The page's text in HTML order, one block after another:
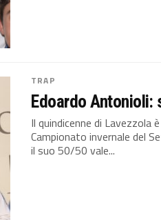
TRAP
Edoardo Antonioli:
Il quindicenne di Lavezzola
Campionato invernale del
il suo 50/50 vale...